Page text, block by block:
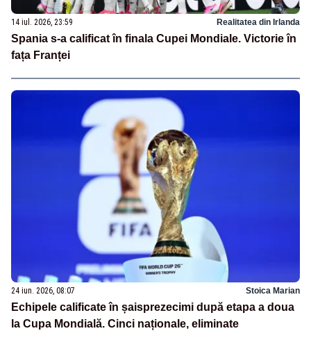
14 iul. 2026, 23:59 Realitatea din Irlanda
Spania s-a calificat în finala Cupei Mondiale. Victorie în
fața Franței
24 iun. 2026, 08:07 Stoica Marian
Echipele calificate în șaisprezecimi după etapa a doua
la Cupa Mondială. Cinci naționale, eliminate